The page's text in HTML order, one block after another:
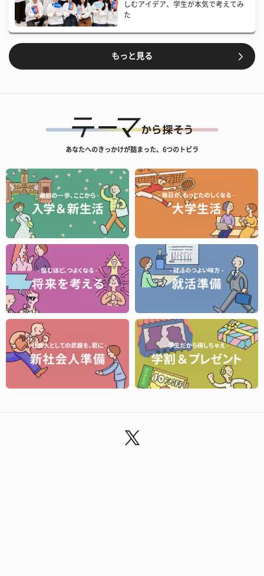
しむアイデア、学生が本気で考えてみ
た
もっと見る
あなたへのきっかけが詰まった、6つのトビラ